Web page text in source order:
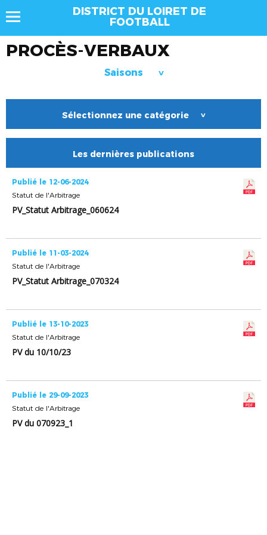
DISTRICT DU LOIRET DE
FOOTBALL
PROCÈS-VERBAUX
Saisons >
Sélectionnez une catégorie >
Les dernières publications
Publié le 12-06-2024
Statut de l'Arbitrage
PV_Statut Arbitrage_060624
Publié le 11-03-2024
Statut de l'Arbitrage
PV_Statut Arbitrage_070324
Publié le 13-10-2023
Statut de l'Arbitrage
PV du 10/10/23
Publié le 29-09-2023
Statut de l'Arbitrage
PV du 070923_1